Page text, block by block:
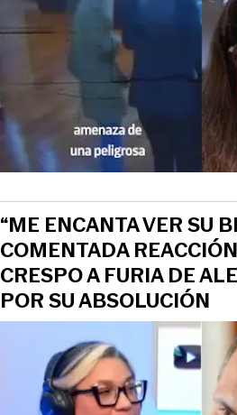
“ME ENCANTA VER SU
COMENTADA
CRESPO A FURIA DE
POR SU ABSOLUCIÓN